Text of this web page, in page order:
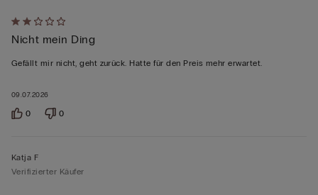
Mit
2
von
bewertet
09.07.2026
Nicht mein Ding
Gefällt mir nicht, geht zurück. Hatte für den Preis mehr erwartet.
0 0
Katja F
Verifizierter Käufer